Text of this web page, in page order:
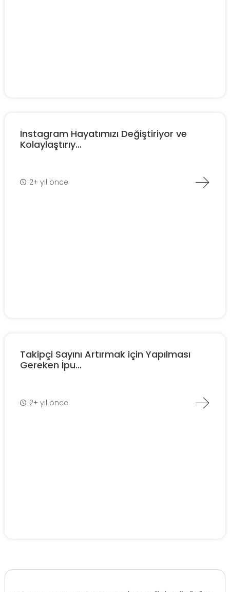
Instagram Hayatımızı Değiştiriyor ve
Kolaylaştırıy...
2+ yıl önce
Takipçi Sayını Artırmak için Yapılması
Gereken İpu...
2+ yıl önce